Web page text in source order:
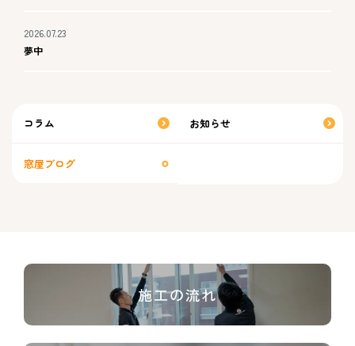
2026.07.23
夢中
コラム お知らせ
窓屋ブログ
施工の流れ